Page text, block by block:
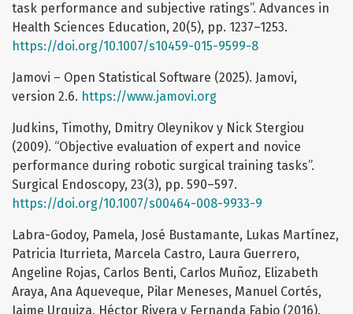
task performance and subjective ratings”. Advances in
Health Sciences Education, 20(5), pp. 1237–1253.
https://doi.org/10.1007/s10459-015-9599-8
Jamovi – Open Statistical Software (2025). Jamovi,
version 2.6. https://www.jamovi.org
Judkins, Timothy, Dmitry Oleynikov y Nick Stergiou
(2009). “Objective evaluation of expert and novice
performance during robotic surgical training tasks”.
Surgical Endoscopy, 23(3), pp. 590–597.
https://doi.org/10.1007/s00464-008-9933-9
Labra-Godoy, Pamela, José Bustamante, Lukas Martínez,
Patricia Iturrieta, Marcela Castro, Laura Guerrero,
Angeline Rojas, Carlos Benti, Carlos Muñoz, Elizabeth
Araya, Ana Aqueveque, Pilar Meneses, Manuel Cortés,
Jaime Urquiza, Héctor Rivera y Fernanda Fabio (2016).